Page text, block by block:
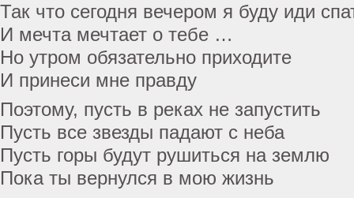
Так что сегодня вечером я буду иди
И мечта мечтает о тебе …
Но утром обязательно приходите
И принеси мне правду
Поэтому, пусть в реках не запустить
Пусть все звезды падают с неба
Пусть горы будут рушиться на землю
Пока ты вернулся в мою жизнь